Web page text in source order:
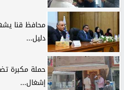
محافظ قنا
دليل...
إشغال...